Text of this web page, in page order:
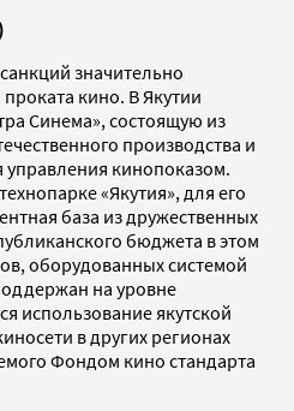
значительно
кино. В Якутии
Синема», состоящую из
производства и
кинопоказом.
«Якутия», для его
база из дружественных
бюджета в этом
оборудованных системой
на уровне
использование якутской
в других регионах
Фондом кино стандарта